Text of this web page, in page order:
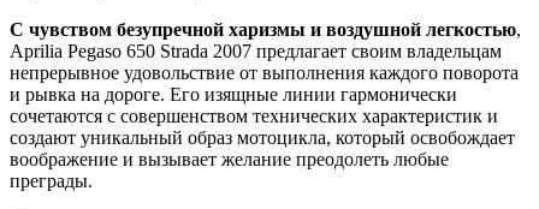
С чувством безупречной харизмы и воздушной легкостью,
Aprilia Pegaso 650 Strada 2007 предлагает своим владельцам
непрерывное удовольствие от выполнения каждого поворота
и рывка на дороге. Его изящные линии гармонически
сочетаются с совершенством технических характеристик и
создают уникальный образ мотоцикла, который освобождает
воображение и вызывает желание преодолеть любые
преграды.